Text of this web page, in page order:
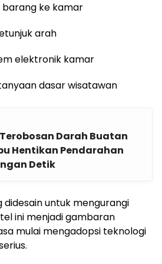
ke kamar
arah
elektronik kamar
dasar wisatawan
Darah Buatan
Hentikan Pendarahan
Detik
didesain untuk mengurangi
ini menjadi gambaran
mulai mengadopsi teknologi